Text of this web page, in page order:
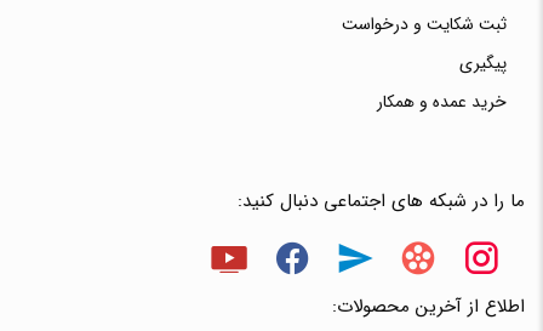
ثبت شکایت و درخواست
پیگیری
خرید عمده و همکار
ما را در شبکه های اجتماعی دنبال کنید:
اطلاع از آخرین محصولات: